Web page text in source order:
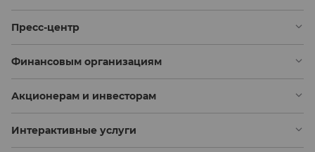
Пресс-центр
Финансовым организациям
Акционерам и инвесторам
Интерактивные услуги